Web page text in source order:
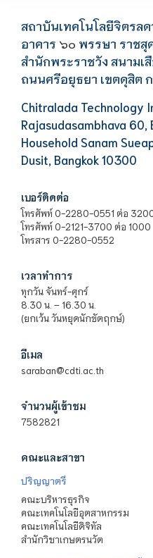
สถาบันเทคโนโลยีจิตรลด
อาคาร ๖๐ พรรษา ราชสุ
สำนักพระราชวัง สนามเ
ถนนศรีอยุธยา เขตดุสิต
Chitralada Technology
Rajasudasambhava 60,
Household Sanam
Dusit, Bangkok 10300
เบอร์ติดต่อ
โทรศัพท์ 0-2280-0551 ต่อ
โทรศัพท์ 0-2121-3700 ต่อ 1000
โทรสาร 0-2280-0552
เวลาทำการ
ทุกวัน จันทร์-ศุกร์
8.30 น. – 16.30 น.
(ยกเว้น วันหยุดนักขัตฤกษ์)
อีเมล
saraban@cdti.ac.th
จำนวนผู้เข้าชม
7582821
คณะและสาขา
ปริญญาตรี
คณะบริหารธุรกิจ
คณะเทคโนโลยีอุตสาหกรรม
คณะเทคโนโลยีดิจิทัล
สำนักวิชาเกษตรนวัต